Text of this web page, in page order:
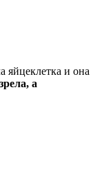
яйцеклетка и она
а